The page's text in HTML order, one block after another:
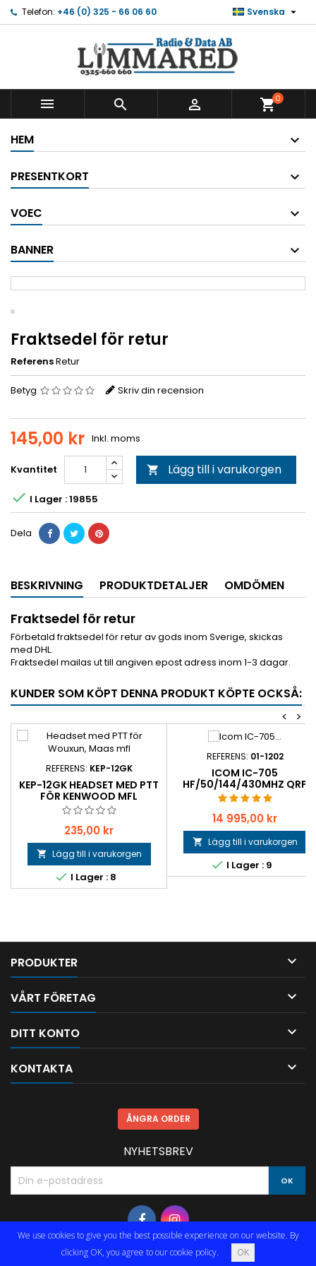
Telefon: +46 (0) 325 - 66 06 60 Svenska 
   shopping_cart0
HEM
PRESENTKORT
VOEC
BANNER
Fraktsedel för retur
ReferensRetur
Betyg Skriv din recension
145,00 kr Inkl. moms
Kvantitet  Lägg till i varukorgen
 I Lager : 19855
Dela
BESKRIVNING PRODUKTDETALJER OMDÖMEN
Fraktsedel för retur
Förbetald fraktsedel för retur av gods inom Sverige, skickas
med DHL.
Fraktsedel mailas ut till angiven epost adress inom 1-3 dagar.
KUNDER SOM KÖPT DENNA PRODUKT KÖPTE OCKSÅ:
>
<
REFERENS: KEP-12GK
KEP-12GK HEADSET MED PTT
FÖR KENWOOD MFL
Pris
235,00 kr
 Lägg till i varukorgen
 I Lager : 8
REFERENS: 01-1202
ICOM IC-705
HF/50/144/430MHZ QRP
Pris
14 995,00 kr
 Lägg till i varukorgen
 I Lager : 9
PRODUKTER 
VÅRT FÖRETAG 
DITT KONTO 
KONTAKTA 
We use cookies to give you the best possible experience on our website. By
clicking OK, you agree to our cookie policy.
OK
ÅNGRA ORDER
NYHETSBREV
© Copyright 2026 Limmared Radio & Data AB. All Rights Reserved.